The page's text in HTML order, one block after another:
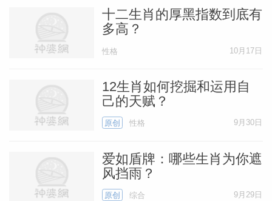
十二生肖的厚黑指数到底有
多高？
性格 10月17日
12生肖如何挖掘和运用自
己的天赋？
原创 性格 9月30日
爱如盾牌：哪些生肖为你遮
风挡雨？
原创 综合 9月29日